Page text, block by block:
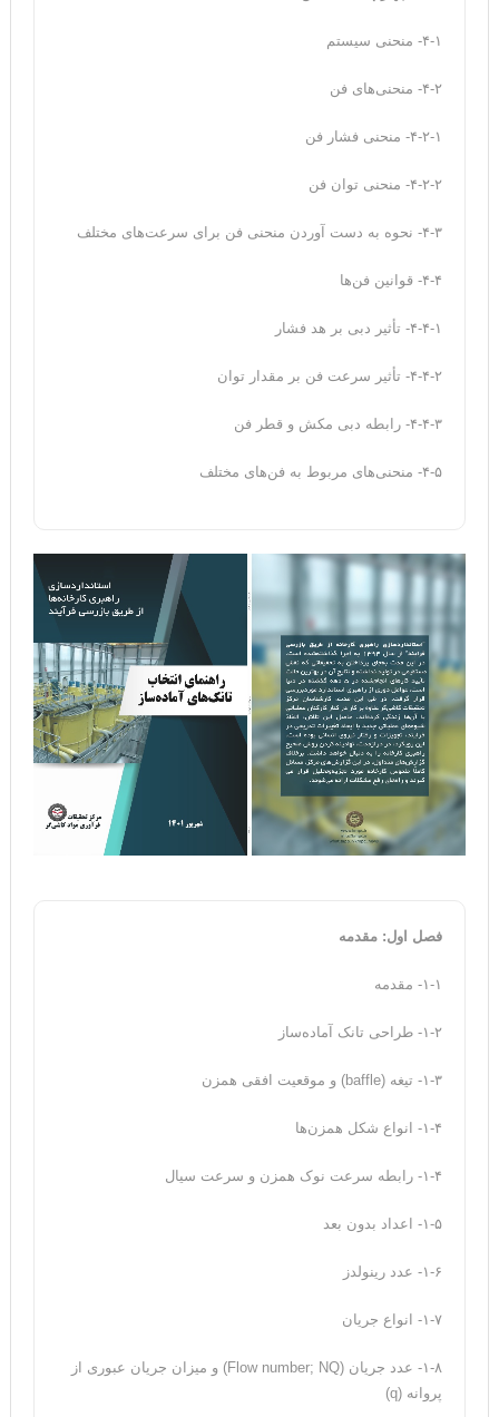
۴-۱- منحنی سیستم
۴-۲- منحنی‌های فن
۴-۲-۱- منحنی فشار فن
۴-۲-۲- منحنی توان فن
۴-۳- نحوه به دست آوردن منحنی فن برای سرعت‌های مختلف
۴-۴- قوانین فن‌ها
۴-۴-۱- تأثیر دبی بر هد فشار
۴-۴-۲- تأثیر سرعت فن بر مقدار توان
۴-۴-۳- رابطه دبی مکش و قطر فن
۴-۵- منحنی‌های مربوط به فن‌های مختلف
فصل اول: مقدمه
۱-۱- مقدمه
۱-۲- طراحی تانک آماده‌ساز
۱-۳- تیغه (baffle) و موقعیت افقی همزن
۱-۴- انواع شکل همزن‌‌ها
۱-۴- رابطه سرعت نوک همزن و سرعت سیال
۱-۵- اعداد بدون بعد
۱-۶- عدد رینولدز
۱-۷- انواع جریان
۱-۸- عدد جریان (Flow number; NQ) و میزان جریان عبوری از
پروانه (q)